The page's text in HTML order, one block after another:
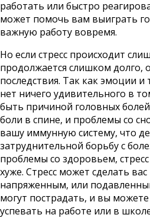
работать или быстро
может помочь вам выиграть
важную работу вовремя.
Но если стресс происходит
продолжается слишком долго,
последствия. Так какэмоции и
нет ничего удивительного в
быть причиной головных
боли в спине, и проблемы со
вашу иммунную систему, что
затруднительной борьбу с
проблемы со здоровьем,
хуже. Стресс может сделать
напряженным, или
могут пострадать, и вы
успевать на работе или в